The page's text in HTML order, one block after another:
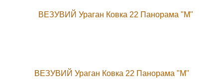
ВЕЗУВИЙ Ураган Ковка 22 Панорама "М"